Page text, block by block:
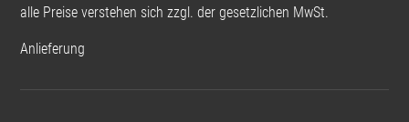
alle Preise verstehen sich zzgl. der gesetzlichen MwSt.
Anlieferung